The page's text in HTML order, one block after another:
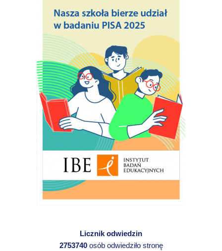
Licznik odwiedzin
2753740osób odwiedziło stronę